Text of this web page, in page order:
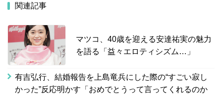
関連記事
マツコ、40歳を迎える安達祐実の魅力
を語る「益々エロティシズム…」
有吉弘行、結婚報告を上島竜兵にした際の“すごい寂し
かった”反応明かす「おめでとうって言ってくれるのか